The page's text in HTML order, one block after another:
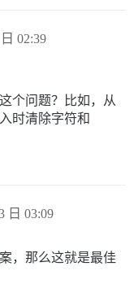
02:39
个问题？比如，从
时清除字符和
日 03:09
，那么这就是最佳